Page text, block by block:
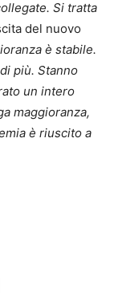
Si tratta
del nuovo
è stabile.
più. Stanno
un intero
maggioranza,
è riuscito a